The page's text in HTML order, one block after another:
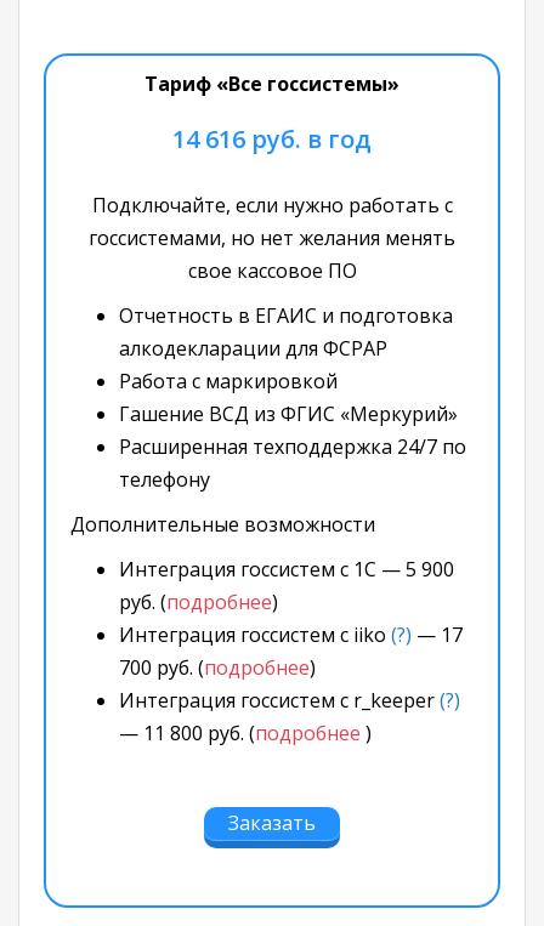
Тариф «Все госсистемы»
14 616 руб. в год
Подключайте, если нужно работать с
госсистемами, но нет желания менять
свое кассовое ПО
Отчетность в ЕГАИС и подготовка
алкодекларации для ФСРАР
Работа с маркировкой
Гашение ВСД из ФГИС «Меркурий»
Расширенная техподдержка 24/7 по
телефону
Дополнительные возможности
Интеграция госсистем с 1С — 5 900
руб. (подробнее)
Интеграция госсистем с iiko (?) — 17
700 руб. (подробнее)
Интеграция госсистем с r_keeper(?)
— 11 800 руб. (подробнее )
Заказать